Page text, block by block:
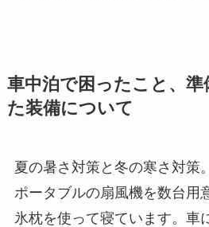
車中泊で困ったこと、準
た装備について
夏の暑さ対策と冬の寒さ対策
ポータブルの扇風機を数台用
氷枕を使って寝ています。車